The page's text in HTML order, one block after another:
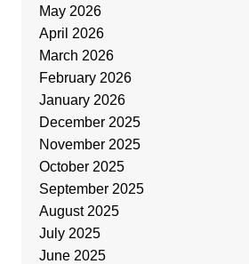
May 2026
April 2026
March 2026
February 2026
January 2026
December 2025
November 2025
October 2025
September 2025
August 2025
July 2025
June 2025